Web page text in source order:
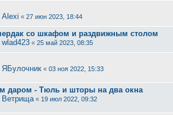
Alexi « 27 июн 2023, 18:44
со шкафом и раздвижным столом
wlad423 « 25 май 2023, 08:35
ЯБулочник « 03 ноя 2022, 15:33
даром - Тюль и шторы на два окна
Ветрища « 19 июл 2022, 09:32